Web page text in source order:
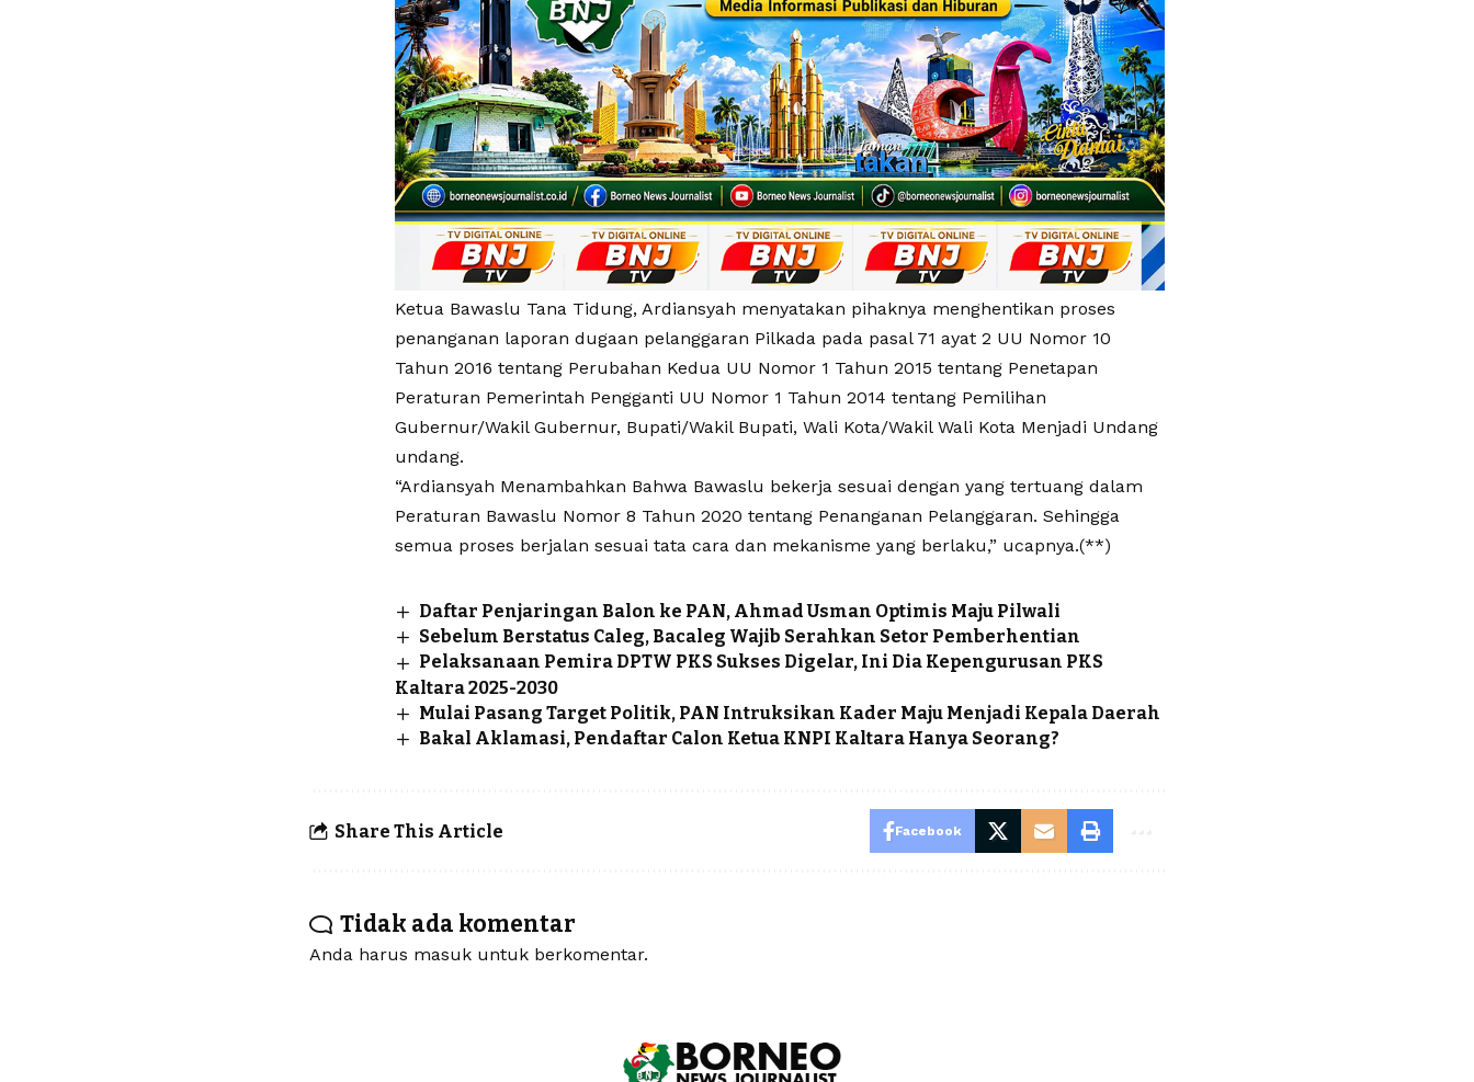
Ketua Bawaslu Tana Tidung, Ardiansyah menyatakan pihaknya menghentikan proses
penanganan laporan dugaan pelanggaran Pilkada pada pasal 71 ayat 2 UU Nomor 10
Tahun 2016 tentang Perubahan Kedua UU Nomor 1 Tahun 2015 tentang Penetapan
Peraturan Pemerintah Pengganti UU Nomor 1 Tahun 2014 tentang Pemilihan
Gubernur/Wakil Gubernur, Bupati/Wakil Bupati, Wali Kota/Wakil Wali Kota Menjadi Undang
undang.
“Ardiansyah Menambahkan Bahwa Bawaslu bekerja sesuai dengan yang tertuang dalam
Peraturan Bawaslu Nomor 8 Tahun 2020 tentang Penanganan Pelanggaran. Sehingga
semua proses berjalan sesuai tata cara dan mekanisme yang berlaku,” ucapnya.(**)
Daftar Penjaringan Balon ke PAN, Ahmad Usman Optimis Maju Pilwali
Sebelum Berstatus Caleg, Bacaleg Wajib Serahkan Setor Pemberhentian
Pelaksanaan Pemira DPTW PKS Sukses Digelar, Ini Dia Kepengurusan PKS
Kaltara 2025-2030
Mulai Pasang Target Politik, PAN Intruksikan Kader Maju Menjadi Kepala Daerah
Bakal Aklamasi, Pendaftar Calon Ketua KNPI Kaltara Hanya Seorang?
Share This Article Facebook
Tidak ada komentar
Anda harus masuk untuk berkomentar.